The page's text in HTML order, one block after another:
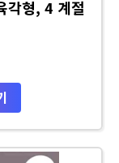
각형, 4 계절